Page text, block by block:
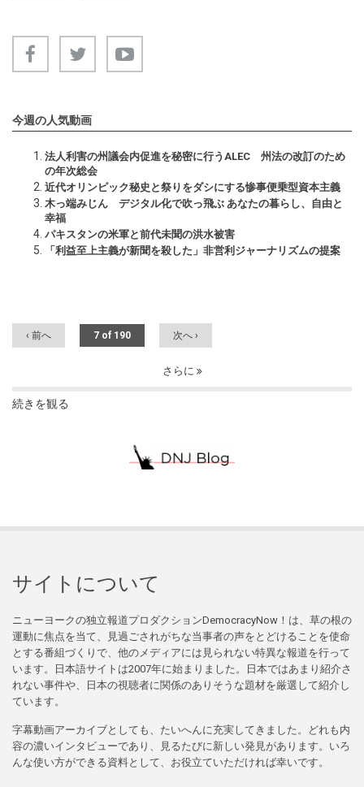
今週の人気動画
法人利害の州議会内促進を秘密に行うALEC 州法の改訂のため
の年次総会
近代オリンピック秘史と祭りをダシにする惨事便乗型資本主義
木っ端みじん デジタル化で吹っ飛ぶ あなたの暮らし、自由と
幸福
パキスタンの米軍と前代未聞の洪水被害
「利益至上主義が新聞を殺した」非営利ジャーナリズムの提案
‹ 前へ 7 of 190 次へ ›
さらに
続きを観る
サイトについて
ニューヨークの独立報道プロダクションDemocracyNow！は、草の根の
運動に焦点を当て、見過ごされがちな当事者の声をとどけることを使命
とする番組づくりで、他のメディアには見られない特異な報道を行って
います。日本語サイトは2007年に始まりました。日本ではあまり紹介さ
れない事件や、日本の視聴者に関係のありそうな題材を厳選して紹介し
ています。
字幕動画アーカイブとしても、たいへんに充実してきました。どれも内
容の濃いインタビューであり、見るたびに新しい発見があります。いろ
んな使い方ができる資料として、お役立ていただければ幸いです。